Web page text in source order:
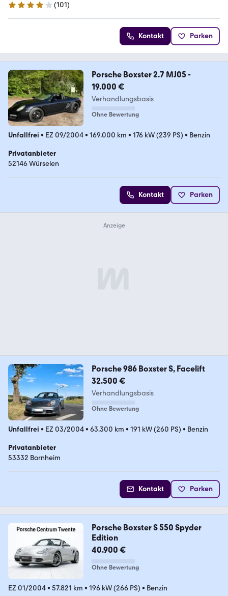
4.2 Sterne
(101)
Kontakt Parken
Porsche Boxster 2.7 MJ05 -
19.000 €
Verhandlungsbasis
Ohne Bewertung
Unfallfrei • EZ 09/2004• 169.000 km • 176 kW (239 PS) • Benzin
Privatanbieter
52146 Würselen
Kontakt Parken
Porsche 986 Boxster S, Facelift
32.500 €
Verhandlungsbasis
Ohne Bewertung
Unfallfrei • EZ 03/2004• 63.300 km • 191 kW (260 PS) • Benzin
Privatanbieter
53332 Bornheim
Kontakt Parken
Porsche Boxster S 550 Spyder
Edition
40.900 €
Ohne Bewertung
EZ 01/2004• 57.821 km • 196 kW (266 PS) • Benzin